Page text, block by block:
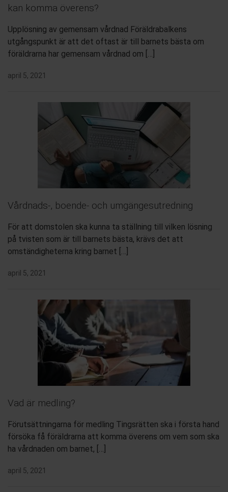
kan komma överens?
Upplösning av gemensam vårdnad Föräldrabalkens
utgångspunkt är att det oftast är till barnets bästa om
föräldrarna har gemensam vårdnad om […]
april 5, 2021
Vårdnads-, boende- och umgängesutredning
För att domstolen ska kunna ta ställning till vilken lösning
på tvisten som är till barnets bästa, krävs det att
omständigheterna kring barnet […]
april 5, 2021
Vad är medling?
Förutsättningarna för medling Tingsrätten ska i första hand
försöka få föräldrarna att komma överens om vem som ska
ha vårdnaden om barnet, […]
april 5, 2021